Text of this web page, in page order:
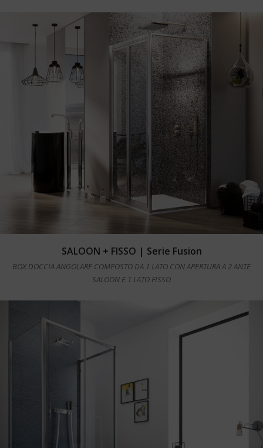
Leggi tutto
SALOON + FISSO | Serie Fusion
BOX DOCCIA ANGOLARE COMPOSTO DA 1 LATO CON APERTURA A 2 ANTE
SALOON E 1 LATO FISSO